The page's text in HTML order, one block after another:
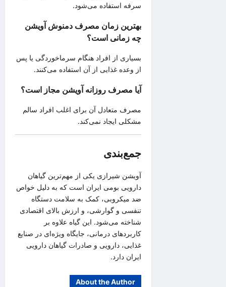
سرفه استفاده می‌شود.
بهترین زمان مصرف دمنوش آویشن
چه زمانی است؟
بسیاری از افراد هنگام سرماخوردگی یا پس
از وعده غذایی از آن استفاده می‌کنند.
آیا مصرف روزانه آویشن مجاز است؟
مصرف متعادل آن برای اغلب افراد سالم
مشکلی ایجاد نمی‌کند.
جمع‌بندی
آویشن شیرازی یکی از مهم‌ترین گیاهان
دارویی بومی ایران است که به دلیل خواص
ضد میکروبی، کمک به سلامت دستگاه
تنفسی و گوارشی، و ارزش بالای اقتصادی
شناخته می‌شود. این گیاه علاوه بر
کاربردهای درمانی، جایگاه ویژه‌ای در صنایع
غذایی، دارویی و صادرات گیاهان دارویی
ایران دارد.
About the Author